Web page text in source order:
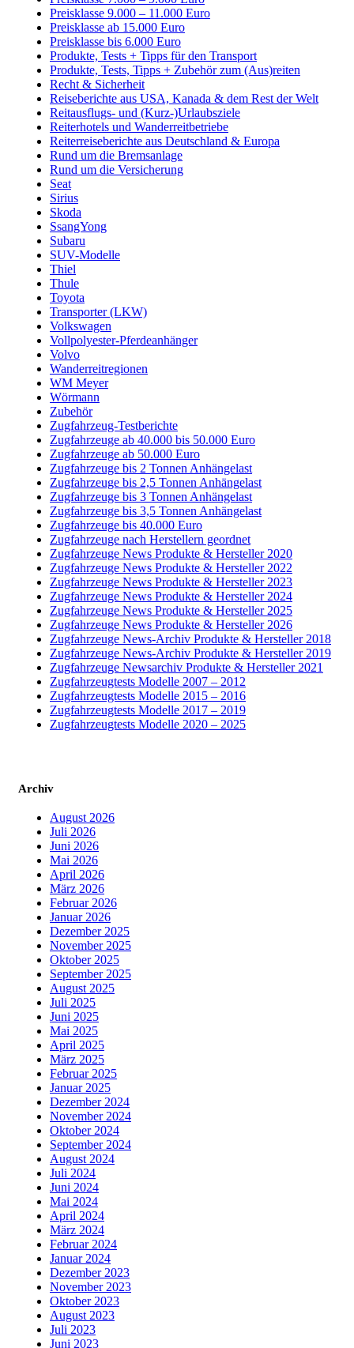
Preisklasse 9.000 – 11.000 Euro
Preisklasse ab 15.000 Euro
Preisklasse bis 6.000 Euro
Produkte, Tests + Tipps für den Transport
Produkte, Tests, Tipps + Zubehör zum (Aus)reiten
Recht & Sicherheit
Reiseberichte aus USA, Kanada & dem Rest der Welt
Reitausflugs- und (Kurz-)Urlaubsziele
Reiterhotels und Wanderreitbetriebe
Reiterreiseberichte aus Deutschland & Europa
Rund um die Bremsanlage
Rund um die Versicherung
Seat
Sirius
Skoda
SsangYong
Subaru
SUV-Modelle
Thiel
Thule
Toyota
Transporter (LKW)
Volkswagen
Vollpolyester-Pferdeanhänger
Volvo
Wanderreitregionen
WM Meyer
Wörmann
Zubehör
Zugfahrzeug-Testberichte
Zugfahrzeuge ab 40.000 bis 50.000 Euro
Zugfahrzeuge ab 50.000 Euro
Zugfahrzeuge bis 2 Tonnen Anhängelast
Zugfahrzeuge bis 2,5 Tonnen Anhängelast
Zugfahrzeuge bis 3 Tonnen Anhängelast
Zugfahrzeuge bis 3,5 Tonnen Anhängelast
Zugfahrzeuge bis 40.000 Euro
Zugfahrzeuge nach Herstellern geordnet
Zugfahrzeuge News Produkte & Hersteller 2020
Zugfahrzeuge News Produkte & Hersteller 2022
Zugfahrzeuge News Produkte & Hersteller 2023
Zugfahrzeuge News Produkte & Hersteller 2024
Zugfahrzeuge News Produkte & Hersteller 2025
Zugfahrzeuge News Produkte & Hersteller 2026
Zugfahrzeuge News-Archiv Produkte & Hersteller 2018
Zugfahrzeuge News-Archiv Produkte & Hersteller 2019
Zugfahrzeuge Newsarchiv Produkte & Hersteller 2021
Zugfahrzeugtests Modelle 2007 – 2012
Zugfahrzeugtests Modelle 2015 – 2016
Zugfahrzeugtests Modelle 2017 – 2019
Zugfahrzeugtests Modelle 2020 – 2025
Archiv
August 2026
Juli 2026
Juni 2026
Mai 2026
April 2026
März 2026
Februar 2026
Januar 2026
Dezember 2025
November 2025
Oktober 2025
September 2025
August 2025
Juli 2025
Juni 2025
Mai 2025
April 2025
März 2025
Februar 2025
Januar 2025
Dezember 2024
November 2024
Oktober 2024
September 2024
August 2024
Juli 2024
Juni 2024
Mai 2024
April 2024
März 2024
Februar 2024
Januar 2024
Dezember 2023
November 2023
Oktober 2023
August 2023
Juli 2023
Juni 2023